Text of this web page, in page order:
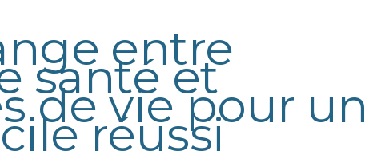
entre
santé et
de vie pour un
réussi